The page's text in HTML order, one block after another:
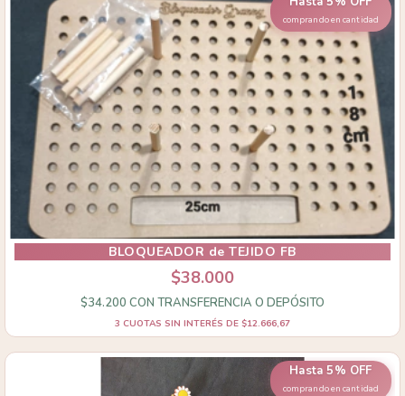
comprando en cantidad
BLOQUEADOR de TEJIDO FB
$38.000
$34.200 CON TRANSFERENCIA O DEPÓSITO
3 CUOTAS SIN INTERÉS DE $12.666,67
Hasta 5% OFF
comprando en cantidad